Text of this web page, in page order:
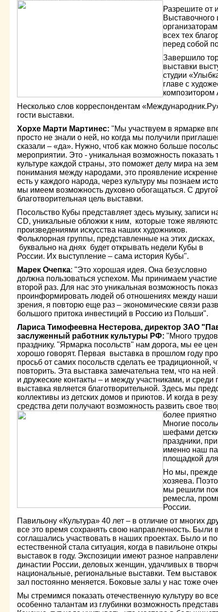
Разрешите от
Выставочного
всех тех
перед собой
Завершило
выставки
студии
главе с
Несколько слов корреспондентам
гости выставки.
Хорхе Марти Мартинес: "Мы участвуем в ярмарке
просто не знали о ней, но когда мы получили
сказали – «да». Нужно, чтоб как можно больше
мероприятии. Это - уникальная возможность показать
культуре каждой страны, это поможет делу мира на
понимания между народами, это проявление
есть у каждого народа, через культуру мы познаем
мы имеем возможность духовно обогащаться. С
благотворительная цель выставки.
Посольство Кубы представляет здесь музыку, записи
СD, уникальные обложки к ним, которые тоже
произведениями искусства наших художников.
Фольклорная группы, представленные на этих дисках,
буквально на днях будет открывать недели Кубы в
России. Их выступление – сама история Кубы".
Марек Очепка: "Это хорошая идея. Она безусловно
должна пользоваться успехом. Мы принимаем
второй раз. Для нас это уникальная возможность
проинформировать людей об отношениях между
зрения, я повторю еще раз – экономические связи
большого притока инвестиций в Россию из Польши".
Лариса Тимофеевна Нестерова, директор ЗАО
заслуженный работник культуры РФ: "Много
празднику. "Ярмарка посольств" нам дорога, мы ее
хорошо говорят. Первая выставка в прошлом году
просьб от самих посольств сделать ее традиционной,
повторить. Эта выставка замечательна тем, что на
и дружеские контакты – и между участниками, и среди
выставка является благотворительной. Здесь мы
коллективы из детских домов и приютов. И когда в
средства дети получают возможность развить свое
более приятно
Многие
шефами
праздники,
именно наш
площадкой для
Но мы, прежде
хозяева.
мы решили
ремесла,
России.
Павильону «Культура» 40 лет – в отличие от многих
все это время сохранять свою направленность. Были
соглашались участвовать в наших проектах. Было и
естественной стала ситуация, когда в павильоне
выставок в году. Экспозиции имеют разное
династии России, деловых женщин, удачливых в
национальные, региональные выставки. Тем
зал постоянно меняется. Боковые залы у нас тоже
Мы стремимся показать отечественную культуру во
особенно талантам из глубинки возможность